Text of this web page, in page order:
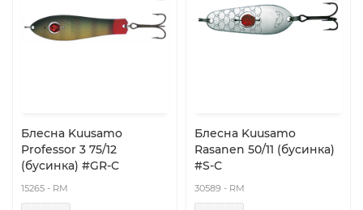
Блесна Kuusamo
Professor 3 75/12
(бусинка) #GR-C
15265 - RM
Блесна Kuusamo
Rasanen 50/11 (бусинка)
#S-С
30589 - RM